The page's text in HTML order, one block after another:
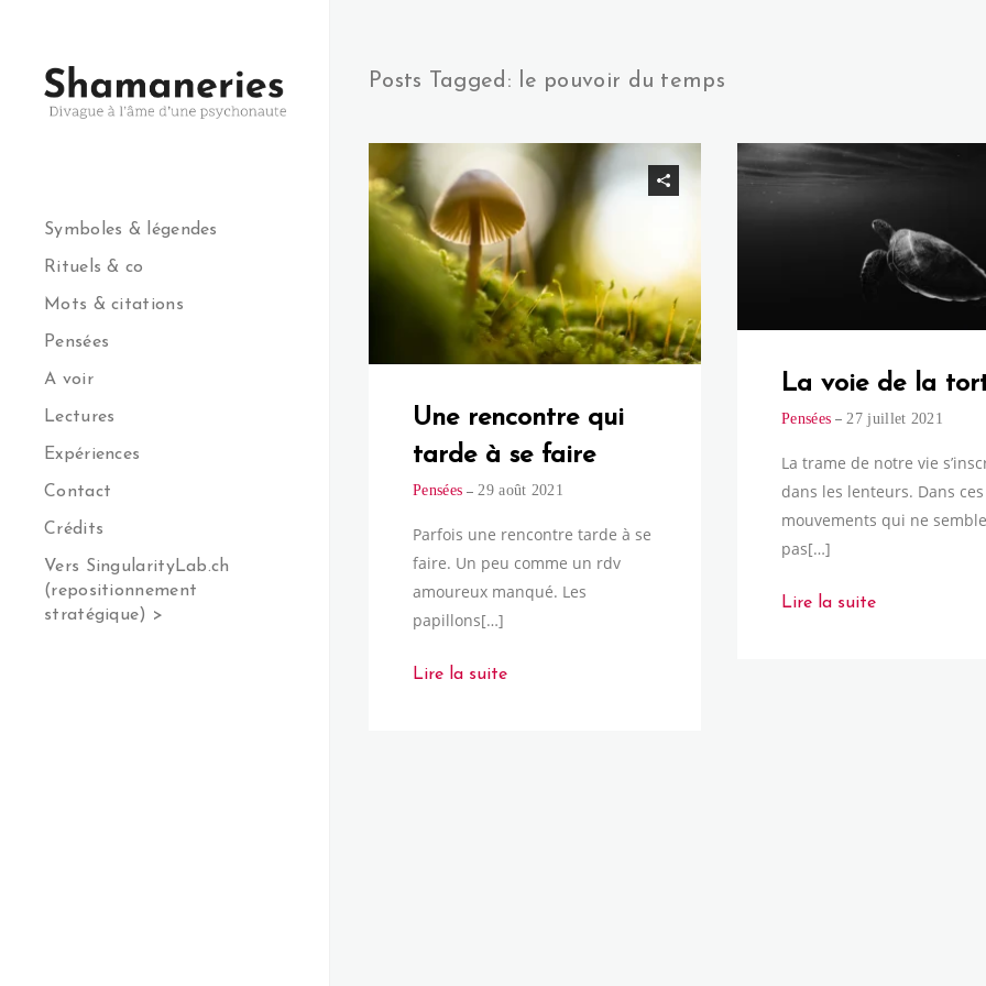
Symboles & légendes
Rituels & co
Mots & citations
Pensées
A voir
Lectures
Expériences
Contact
Crédits
Vers SingularityLab.ch
(repositionnement
stratégique) >
Posts Tagged: le pouvoir du temps
Une rencontre qui
tarde à se faire
Pensées 29 août 2021
Parfois une rencontre tarde à se
faire. Un peu comme un rdv
amoureux manqué. Les
papillons[…]
Lire la suite
La voie de la
Pensées 27 juillet 2021
La trame de notre vie
dans les lenteurs. Dans ces
mouvements qui ne
pas[…]
Lire la suite